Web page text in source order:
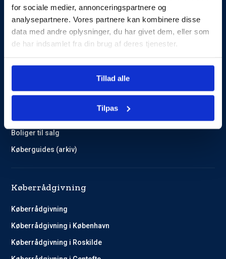
for sociale medier, annonceringspartnere og
analysepartnere. Vores partnere kan kombinere disse
data med andre oplysninger, du har givet dem, eller som
de har indsamlet fra din brug af deres tjenester.
Tillad alle
Tilpas
Karriere
Mød Rådgiverne
Boliger til salg
Køberguides (arkiv)
Køberrådgivning
Køberrådgivning
Køberrådgivning i København
Køberrådgivning i Roskilde